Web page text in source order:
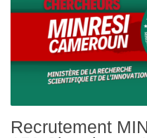
Recrutement